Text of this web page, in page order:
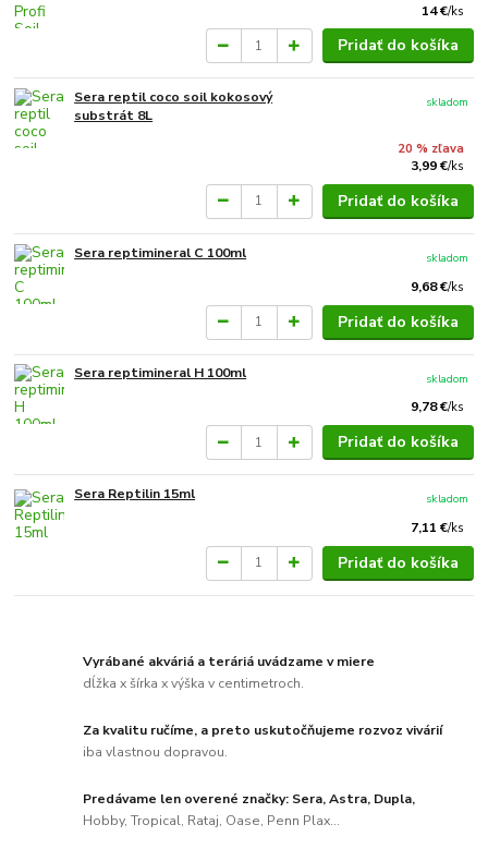
14 €/ks
Pridať do košíka
Sera reptil coco soil kokosový
substrát 8L
20 % zľava
3,99 €/ks
skladom
Pridať do košíka
Sera reptimineral C 100ml
9,68 €/ks
skladom
Pridať do košíka
Sera reptimineral H 100ml
9,78 €/ks
skladom
Pridať do košíka
Sera Reptilin 15ml
7,11 €/ks
skladom
Pridať do košíka
Vyrábané akváriá a teráriá uvádzame v miere
dĺžka x šírka x výška v centimetroch.
Za kvalitu ručíme, a preto uskutočňujeme rozvoz vivárií
iba vlastnou dopravou.
Predávame len overené značky: Sera, Astra, Dupla,
Hobby, Tropical, Rataj, Oase, Penn Plax...